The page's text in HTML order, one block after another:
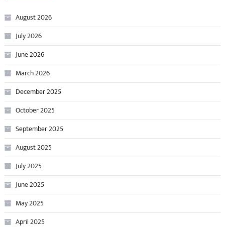
August 2026
July 2026
June 2026
March 2026
December 2025
October 2025
September 2025
August 2025
July 2025
June 2025
May 2025
April 2025